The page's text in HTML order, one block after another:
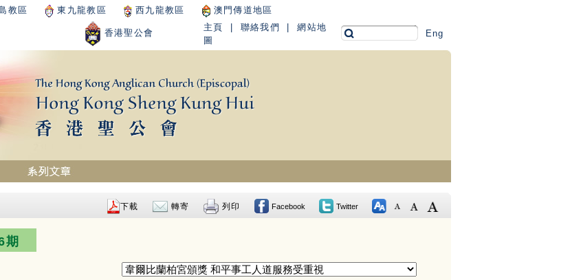
教區 東九龍教區 西九龍教區 澳門傳道地區
香港聖公會
主頁 聯絡我們 |網站地
圖
Eng
下載 轉寄 列印 Facebook Twitter
期